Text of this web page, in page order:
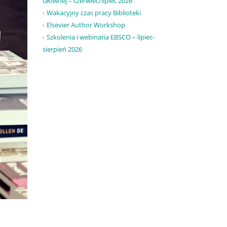
Wakacyjny czas pracy Biblioteki
Elsevier Author Workshop
Szkolenia i webinaria EBSCO – lipiec-
sierpień 2026